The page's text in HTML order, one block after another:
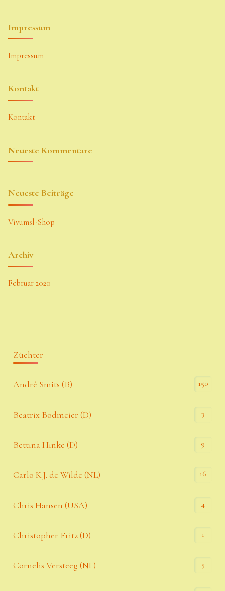
Impressum
Impressum
Kontakt
Kontakt
Neueste Kommentare
Neueste Beiträge
Vivumsl-Shop
Archiv
Februar 2020
Züchter
André Smits (B) 150
Beatrix Bodmeier (D) 3
Bettina Hinke (D) 9
Carlo K.J. de Wilde (NL) 16
Chris Hansen (USA) 4
Christopher Fritz (D) 1
Cornelis Versteeg (NL) 5